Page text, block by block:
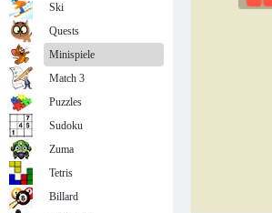
Ski
Quests
Minispiele
Match 3
Puzzles
Sudoku
Zuma
Tetris
Billard